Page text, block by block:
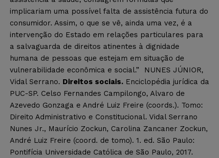
implicariam uma possível falta de assistência futura do
consumidor. Assim, o que se vê, ainda uma vez, é a
intervenção do Estado em relações particulares para
a salvaguarda de direitos atinentes à dignidade
humana de pessoas que estejam em situação de
vulnerabilidade econômica e social.” NUNES JÚNIOR,
Vidal Serrano. Direitos sociais. Enciclopédia jurídica da
PUC-SP. Celso Fernandes Campilongo, Alvaro de
Azevedo Gonzaga e André Luiz Freire (coords.). Tomo:
Direito Administrativo e Constitucional. Vidal Serrano
Nunes Jr., Maurício Zockun, Carolina Zancaner Zockun,
André Luiz Freire (coord. de tomo). 1. ed. São Paulo:
Pontifícia Universidade Católica de São Paulo, 2017.